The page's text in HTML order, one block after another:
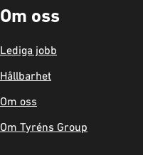
Om oss
Lediga jobb
Hållbarhet
Om oss
Om Tyréns Group